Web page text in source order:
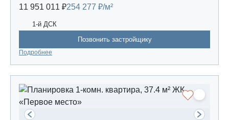
11 951 011 ₽254 277 ₽/м²
1-й ДСК
Позвонить застройщику
Подробнее